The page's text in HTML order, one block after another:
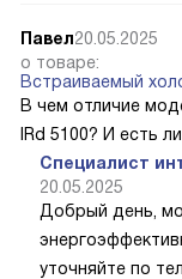
Павел20.05.2025
о товаре:
Встраиваемый
В чем отличие
IRd 5100? И есть
Специалист
20.05.2025
Добрый день,
уточняйте по